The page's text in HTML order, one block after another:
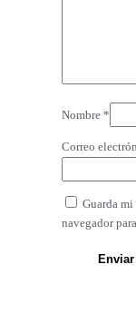
Nombre *
Correo
Guarda
navegador